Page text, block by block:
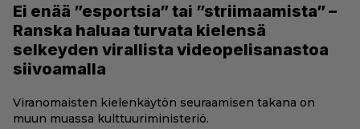
Ei enää ”esportsia” tai ”striimaamista” –
Ranska haluaa turvata kielensä
selkeyden virallista videopelisanastoa
siivoamalla
Viranomaisten kielenkäytön seuraamisen takana on
muun muassa kulttuuriministeriö.